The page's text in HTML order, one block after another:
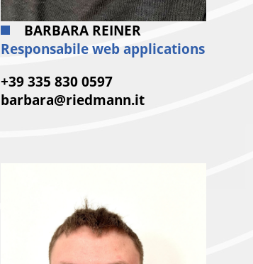
BARBARA REINER
Responsabile web applications
+39 335 830 0597
barbara@riedmann.it